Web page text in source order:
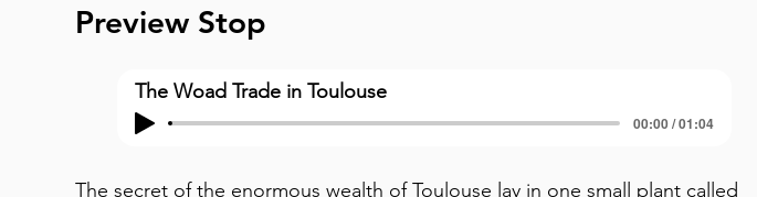
Preview Stop
The Woad Trade in Toulouse
00:00 / 01:04
The secret of the enormous wealth of Toulouse lay in one small plant called